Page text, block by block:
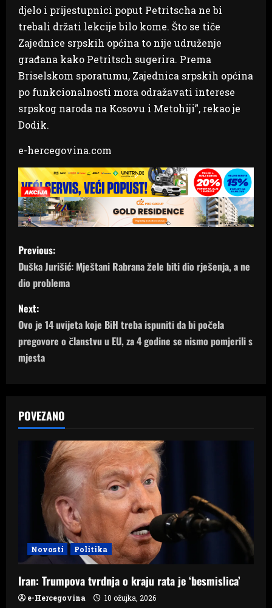
djelo i prijestupnici poput Petritscha ne bi
trebali držati lekcije bilo kome. Što se tiče
Zajednice srpskih općina to nije udruženje
građana kako Petritsch sugerira. Prema
Briselskom sporatumu, Zajednica srpskih općina
po funkcionalnosti mora odražavati interese
srpskog naroda na Kosovu i Metohiji”, rekao je
Dodik.
e-hercegovina.com
P
o
s
t
n
a
i
n
Previous:
Duška Jurišić: Mještani Rabrana žele biti dio rješenja, a ne
dio problema
Next:
Ovo je 14 uvijeta koje BiH treba ispuniti da bi počela
pregovore o članstvu u EU, za 4 godine se nismo pomjerili s
mjesta
POVEZANO
Novosti Politika
Iran: Trumpova tvrdnja o kraju rata je ‘besmislica’
e-Hercegovina 10 ožujka, 2026